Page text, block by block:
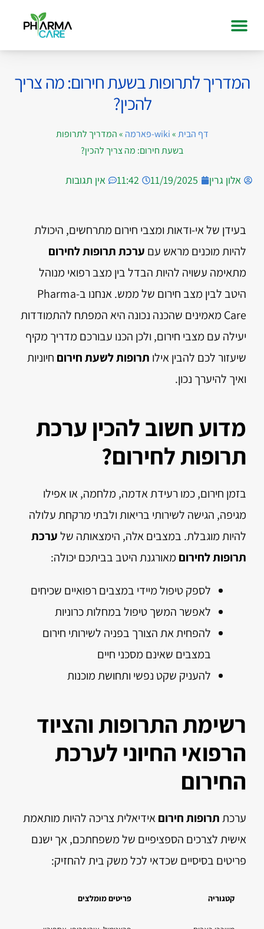
המדריך לתרופות בשעת חירום: מה צריך
להכין?
דף הבית»wiki-פארמה »המדריך לתרופות
בשעת חירום: מה צריך להכין?
אלון גרין 11/19/2025
11:42 אין תגובות
בעידן של אי-ודאות ומצבי חירום מתרחשים, היכולת
להיות מוכנים מראש עם ערכת תרופות לחירום
מתאימה עשויה להיות הבדל בין מצב רפואי מנוהל
היטב לבין מצב חירום של ממש. אנחנו ב-Pharma
Care מאמינים שהכנה נכונה היא המפתח להתמודדות
יעילה עם מצבי חירום, ולכן הכנו עבורכם מדריך מקיף
שיעזור לכם להבין אילו תרופות לשעת חירום חיוניות
ואיך להיערך נכון.
מדוע חשוב להכין ערכת
תרופות לחירום?
בזמן חירום, כמו רעידת אדמה, מלחמה, או אפילו
מגיפה, הגישה לשירותי בריאות ולבתי מרקחת עלולה
להיות מוגבלת. במצבים אלה, הימצאותה שלערכת
תרופות לחירום מאורגנת היטב בביתכם יכולה:
לספק טיפול מיידי במצבים רפואיים שכיחים
לאפשר המשך טיפול במחלות כרוניות
להפחית את הצורך בפניה לשירותי חירום
במצבים שאינם מסכני חיים
להעניק שקט נפשי ותחושת מוכנות
רשימת התרופות והציוד
הרפואי החיוני לערכת
החירום
ערכתתרופות חירוםאידיאלית צריכה להיות מותאמת
אישית לצרכים הספציפיים של משפחתכם, אך ישנם
פריטים בסיסיים שכדאי לכל משק בית להחזיק:
קטגוריה פריטים מומלצים